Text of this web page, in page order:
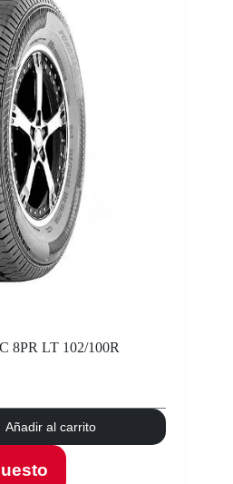
8PR LT 102/100R
Añadir al carrito